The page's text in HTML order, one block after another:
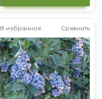
В избранное Сравнить